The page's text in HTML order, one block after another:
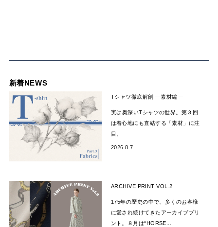
新着NEWS
Tシャツ徹底解剖 —素材編―
実は奥深いTシャツの世界。第３回
は着心地にも直結する「素材」に注
目。
2026.8.7
ARCHIVE PRINT VOL.2
175年の歴史の中で、多くのお客様
に愛され続けてきたアーカイブプリ
ント。８月は“HORSE...